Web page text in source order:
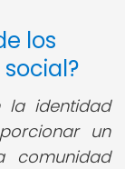
los
identidad
un
comunidad